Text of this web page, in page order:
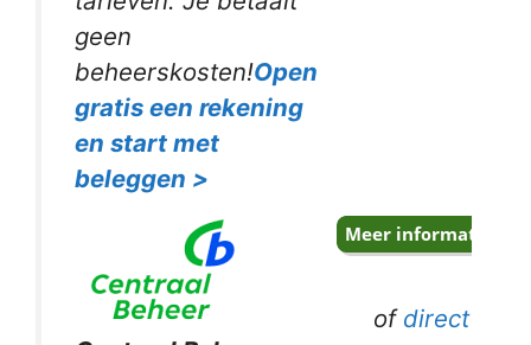
geen
beheerskosten!Open
gratis een rekening
en start met
beleggen >
of direct